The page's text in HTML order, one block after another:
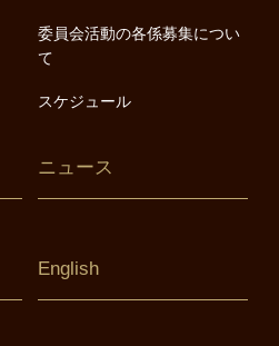
委員会活動の各係募集につい
て
スケジュール
ニュース
English